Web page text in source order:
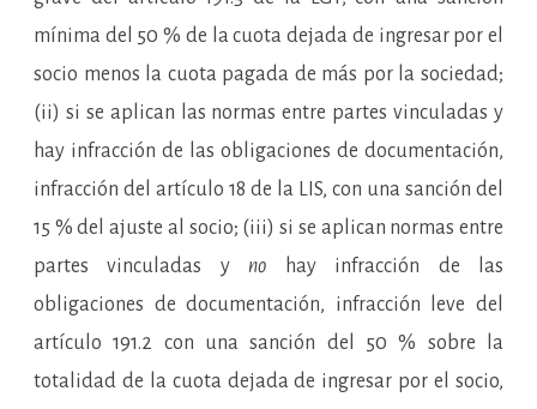
mínima del 50 % de la cuota dejada de ingresar por el
socio menos la cuota pagada de más por la sociedad;
(ii) si se aplican las normas entre partes vinculadas y
hay infracción de las obligaciones de documentación,
infracción del artículo 18 de la LIS, con una sanción del
15 % del ajuste al socio; (iii) si se aplican normas entre
partes vinculadas y no hay infracción de las
obligaciones de documentación, infracción leve del
artículo 191.2 con una sanción del 50 % sobre la
totalidad de la cuota dejada de ingresar por el socio,